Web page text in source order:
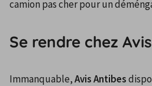
camion pas cher pour un
Se rendre chez
Immanquable, Avis Antibes